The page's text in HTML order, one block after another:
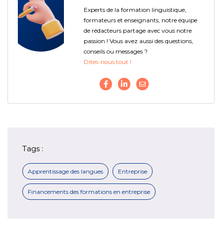
Experts de la formation linguistique,
formateurs et enseignants, notre équipe
de rédacteurs partage avec vous notre
passion ! Vous avez aussi des questions,
conseils ou messages ?
Dites-nous tout !
Tags :
Apprentissage des langues Entreprise
Financements des formations en entreprise